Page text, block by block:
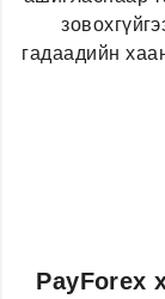
гадаадийн
PayForex